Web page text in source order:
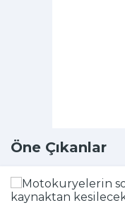
Öne Çıkanlar